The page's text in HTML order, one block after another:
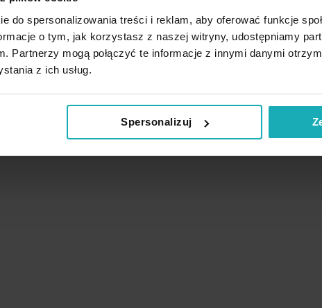
do spersonalizowania treści i reklam, aby oferować funkcje
o tym, jak korzystasz z naszej witryny, udostępniamy
Partnerzy mogą połączyć te informacje z innymi danymi
z ich usług.
Spersonalizuj
z